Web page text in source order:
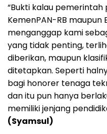
“Bukti kalau pemerintah
KemenPAN-RB maupun
menganggap kami
yang tidak penting,
diberikan, maupun
ditetapkan. Seperti
bagi honorer tenaga
dan itu pun hanya
memiliki jenjang
(Syamsul)